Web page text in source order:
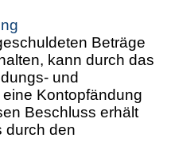
Beträge
kann durch das
und
Kontopfändung
Beschluss erhält
durch den